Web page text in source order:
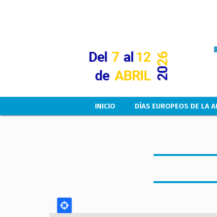
Main navigation
INICIO DÍAS EUROPEOS DE LA